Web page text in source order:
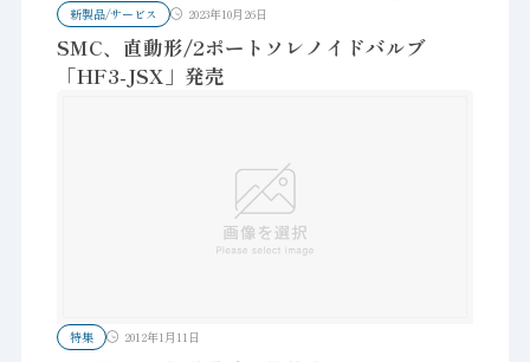
新製品/サービス 2023年10月26日
SMC、直動形/2ポートソレノイドバルブ
「HF3-JSX」発売
特集 2012年1月11日